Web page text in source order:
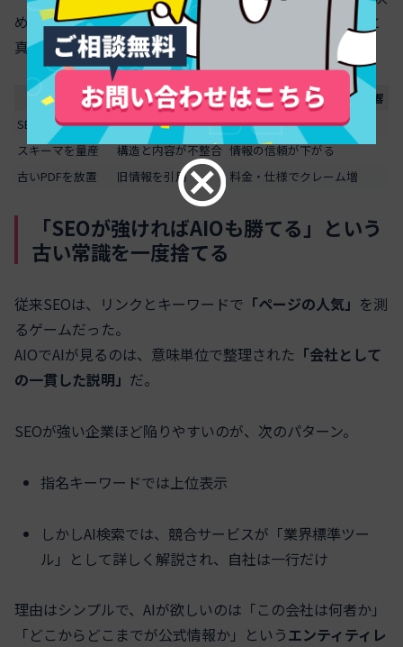
める。SEO時代の発想でAIO対策をすると、その評価軸と
真逆の動きを取りがちだ。
誤解した対策 AI側の反応
ビジネスクレジットへの影響
SEO順位だけ追う 回答で競合を優先
指名されにくくなる
スキーマを量産
構造と内容が不整合 情報の信頼が下がる
古いPDFを放置
旧情報を引用 料金・仕様でクレーム増
「SEOが強ければAIOも勝てる」という
古い常識を一度捨てる
従来SEOは、リンクとキーワードで 「ページの人気」 を測
るゲームだった。
AIOでAIが見るのは、意味単位で整理された 「会社として
の一貫した説明」 だ。
SEOが強い企業ほど陥りやすいのが、次のパターン。
指名キーワードでは上位表示
しかしAI検索では、競合サービスが「業界標準ツー
ル」として詳しく解説され、自社は一行だけ
理由はシンプルで、AIが欲しいのは「この会社は何者か」
「どこからどこまでが公式情報か」というエンティティレ